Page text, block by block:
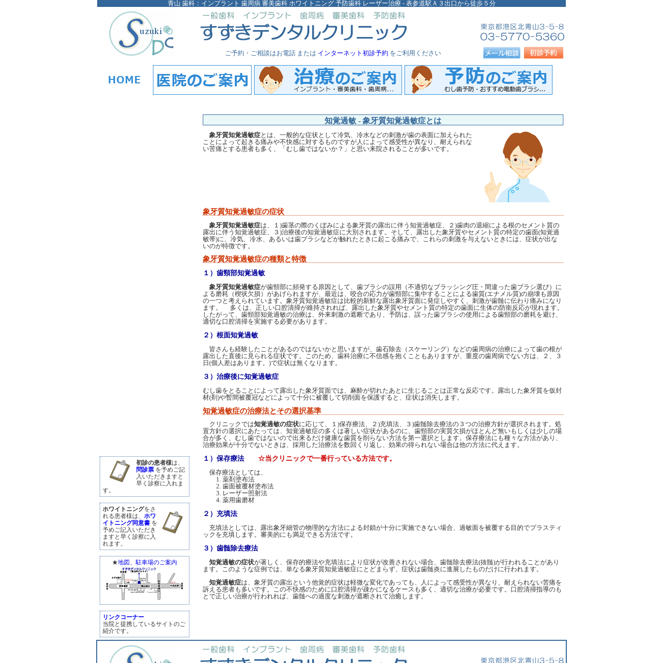
青山 歯科：インプラント 歯周病 審美歯科 ホワイトニング 予防歯科 レーザー治療 - 表参道駅Ａ３出口から徒歩５分
ご予約・ご相談はお電話 または インターネット初診予約 をご利用ください
初診の患者様は、
問診票 を予めご記
入いただきますと
早く診察に入れま
す。
ホワイトニングをさ
れる患者様は、 ホワ
イトニング同意書 を
予めご記入いただき
ますと早く診察に入
れます。
★地図、駐車場のご案内
リンクコーナー
当院と提携しているサイトのご
紹介です。
知覚過敏 - 象牙質知覚過敏症とは
象牙質知覚過敏症とは、一般的な症状として冷気、冷水などの刺激が歯の表面に加えられた
ことによって起きる痛みや不快感に対するものですが人によって感受性が異なり、耐えられな
い苦痛とする患者も多く、「むし歯ではないか？」と思い来院されることが多いです。
象牙質知覚過敏症の症状
象牙質知覚過敏症は、１)歯茎の際のくぼみによる象牙質の露出に伴う知覚過敏症、２)歯肉の退縮による根のセメント質の
露出に伴う知覚過敏症、３)治療後の知覚過敏症に大別されます。そして、露出した象牙質やセメント質の特定の歯面(知覚過
敏帯)に、冷気、冷水、あるいは歯ブラシなどが触れたときに起こる痛みで、これらの刺激を与えないときには、症状が出な
いのが特徴です。
象牙質知覚過敏症の種類と特徴
１）歯頸部知覚過敏
象牙質知覚過敏症が歯頸部に頻発する原因として、歯ブラシの誤用（不適切なブラッシング圧・間違った歯ブラシ選び）に
よる磨耗（楔状欠損）があげられますが、最近は、咬合の応力が歯頸部に集中することによる歯質(エナメル質)の崩壊も原因
の一つと考えられています。象牙質知覚過敏症は比較的新鮮な露出象牙質面に発症しやすく、刺激が歯髄に伝わり痛みになり
ます。 多くは、正しい口腔清掃が維持されれば、露出した象牙質やセメント質の特定の歯面に生体の防衛反応が現れます。
したがって、歯頸部知覚過敏の治療は、外来刺激の遮断であり、予防は、誤った歯ブラシの使用による歯頸部の磨耗を避け、
適切な口腔清掃を実施する必要があります。
２）根面知覚過敏
皆さんも経験したことがあるのではないかと思いますが、歯石除去（スケーリング）などの歯周病の治療によって歯の根が
露出した直後に見られる症状です。このため、歯科治療に不信感を抱くこともありますが、重度の歯周病でない方は、２、３
日(個人差はあります。)で症状は無くなります。
３）治療後に知覚過敏症
むし歯をとることによって露出した象牙質面では、麻酔が切れたあとに生じることは正常な反応です。露出した象牙質を仮封
材(剤)や暫間被覆冠などによって十分に被覆して切削面を保護すると、症状は消失します。
知覚過敏症の治療法とその選択基準
クリニックでは知覚過敏の症状に応じて、１)保存療法、２)充填法、３)歯髄除去療法の３つの治療方針が選択されます。処
置方針の選択にあたっては、知覚過敏症の多くは著しい症状があるのに、歯頸部の実質欠損がほとんど無いもしくは少しの場
合が多く、むし歯ではないので出来るだけ健康な歯質を削らない方法を第一選択とします。保存療法にも種々な方法があり、
治療効果が十分でないときは、採用した治療法を数回くり返し、効果の得られない場合は他の方法に代えます。
１）保存療法 ☆当クリニックで一番行っている方法です。
保存療法としては、
薬剤塗布法
歯面被覆材塗布法
レーザー照射法
薬用歯磨材
２）充填法
充填法としては、露出象牙細管の物理的な方法による封鎖が十分に実施できない場合、過敏面を被覆する目的でプラスティ
ックを充填します。審美的にも満足できる方法です。
３）歯髄除去療法
知覚過敏の症状が著しく、保存的療法や充填法により症状が改善されない場合、歯髄除去療法(抜髄)が行われることがあり
ます。このような症例では、単なる象牙質知覚過敏症にとどまらず、症状は歯髄炎に進展したものだけに行われます。
知覚過敏症は、象牙質の露出という他覚的症状は軽微な変化であっても、人によって感受性が異なり、耐えられない苦痛を
訴える患者も多いです。この不快感のために口腔清掃が疎かになるケースも多く、適切な治療が必要です。口腔清掃指導のも
とで正しい治療が行われれば、歯髄への過度な刺激が遮断されて治癒します。